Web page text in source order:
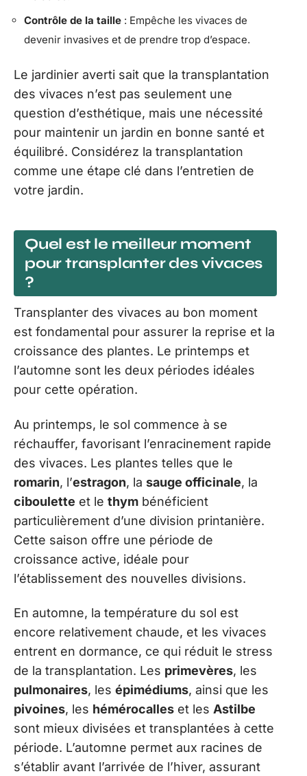
Contrôle de la taille : Empêche les vivaces de
devenir invasives et de prendre trop d’espace.
Le jardinier averti sait que la transplantation
des vivaces n’est pas seulement une
question d’esthétique, mais une nécessité
pour maintenir un jardin en bonne santé et
équilibré. Considérez la transplantation
comme une étape clé dans l’entretien de
votre jardin.
Quel est le meilleur moment
pour transplanter des vivaces
?
Transplanter des vivaces au bon moment
est fondamental pour assurer la reprise et la
croissance des plantes. Le printemps et
l’automne sont les deux périodes idéales
pour cette opération.
Au printemps, le sol commence à se
réchauffer, favorisant l’enracinement rapide
des vivaces. Les plantes telles que le
romarin, l’estragon, la sauge officinale, la
ciboulette et le thym bénéficient
particulièrement d’une division printanière.
Cette saison offre une période de
croissance active, idéale pour
l’établissement des nouvelles divisions.
En automne, la température du sol est
encore relativement chaude, et les vivaces
entrent en dormance, ce qui réduit le stress
de la transplantation. Les primevères, les
pulmonaires, les épimédiums, ainsi que les
pivoines, les hémérocalles et les Astilbe
sont mieux divisées et transplantées à cette
période. L’automne permet aux racines de
s’établir avant l’arrivée de l’hiver, assurant